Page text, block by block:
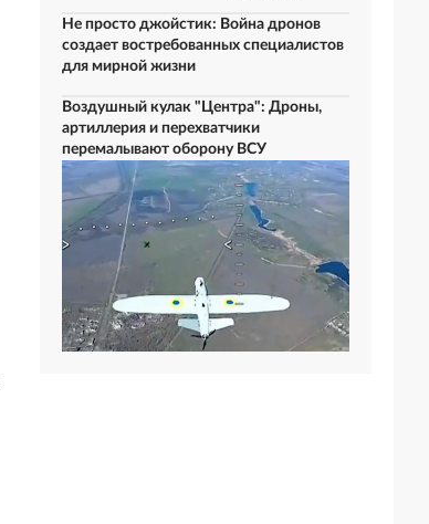
Не просто джойстик: Война дронов
создает востребованных специалистов
для мирной жизни
Воздушный кулак "Центра": Дроны,
артиллерия и перехватчики
перемалывают оборону ВСУ